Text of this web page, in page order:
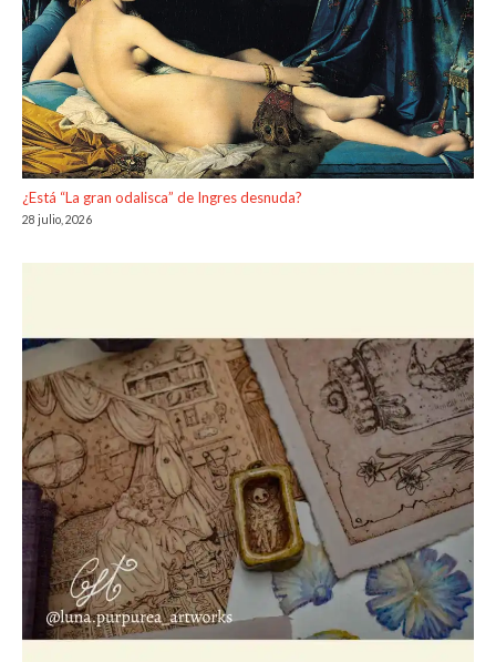
¿Está “La gran odalisca” de Ingres desnuda?
28 julio, 2026